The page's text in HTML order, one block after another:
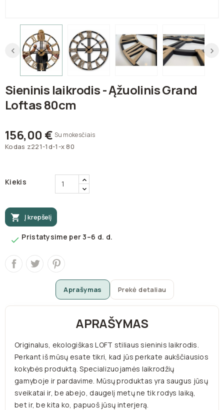
Sieninis laikrodis - Ąžuolinis Grand
Loftas 80cm
156,00 € Su mokesčiais
Kodas z221-1d-1-x 80
Kiekis
 Į krepšelį
 Pristatysime per 3–6 d. d.
Aprašymas Prekė detaliau
APRAŠYMAS
Originalus, ekologiškas LOFT stiliaus sieninis laikrodis.
Perkant iš mūsų esate tikri, kad jūs perkate aukščiausios
kokybės produktą. Specializuojamės laikrodžių
gamyboje ir pardavime. Mūsų produktas yra saugus jūsų
sveikatai ir, be abejo, daugelį metų ne tik rodys laiką,
bet ir, be kita ko, papuoš jūsų interjerą.